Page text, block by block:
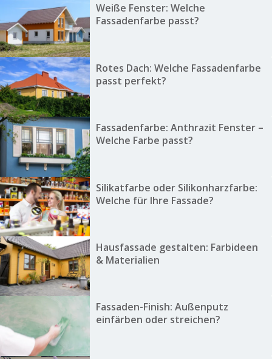
Weiße Fenster: Welche
Fassadenfarbe passt?
Rotes Dach: Welche Fassadenfarbe
passt perfekt?
Fassadenfarbe: Anthrazit Fenster –
Welche Farbe passt?
Silikatfarbe oder Silikonharzfarbe:
Welche für Ihre Fassade?
Hausfassade gestalten: Farbideen
& Materialien
Fassaden-Finish: Außenputz
einfärben oder streichen?